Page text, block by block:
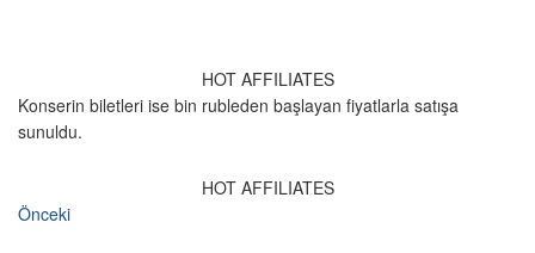
HOT AFFILIATES
Konserin biletleri ise bin rubleden başlayan fiyatlarla satışa
sunuldu.
HOT AFFILIATES
Önceki